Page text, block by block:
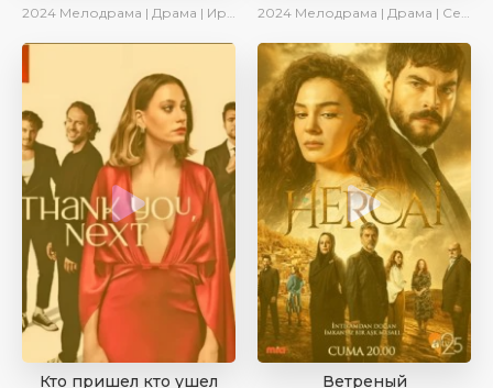
2024 Мелодрама | Драма | Ирина Котова | AveTurk | AlisaDirilis | Сериалы 2024 2024 Мелодрама | Драма | Сериалы 2024
Кто пришел кто ушел Ветреный